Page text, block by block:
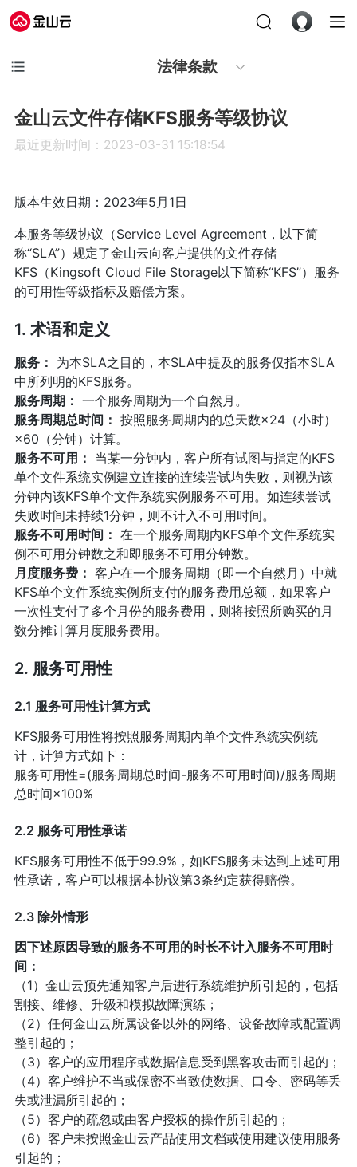
法律条款
金山云文件存储KFS服务等级协议
最近更新时间：2023-03-31 15:18:54
版本生效日期：2023年5月1日
本服务等级协议（Service Level Agreement，以下简
称“SLA”）规定了金山云向客户提供的文件存储
KFS（Kingsoft Cloud File Storage以下简称“KFS”）服务
的可用性等级指标及赔偿方案。
1. 术语和定义
服务： 为本SLA之目的，本SLA中提及的服务仅指本SLA
中所列明的KFS服务。
服务周期： 一个服务周期为一个自然月。
服务周期总时间： 按照服务周期内的总天数×24（小时）
×60（分钟）计算。
服务不可用： 当某一分钟内，客户所有试图与指定的KFS
单个文件系统实例建立连接的连续尝试均失败，则视为该
分钟内该KFS单个文件系统实例服务不可用。如连续尝试
失败时间未持续1分钟，则不计入不可用时间。
服务不可用时间： 在一个服务周期内KFS单个文件系统实
例不可用分钟数之和即服务不可用分钟数。
月度服务费： 客户在一个服务周期（即一个自然月）中就
KFS单个文件系统实例所支付的服务费用总额，如果客户
一次性支付了多个月份的服务费用，则将按照所购买的月
数分摊计算月度服务费用。
2. 服务可用性
2.1 服务可用性计算方式
KFS服务可用性将按照服务周期内单个文件系统实例统
计，计算方式如下：
服务可用性=(服务周期总时间-服务不可用时间)/服务周期
总时间×100%
2.2 服务可用性承诺
KFS服务可用性不低于99.9%，如KFS服务未达到上述可用
性承诺，客户可以根据本协议第3条约定获得赔偿。
2.3 除外情形
因下述原因导致的服务不可用的时长不计入服务不可用时
间：
（1）金山云预先通知客户后进行系统维护所引起的，包括
割接、维修、升级和模拟故障演练；
（2）任何金山云所属设备以外的网络、设备故障或配置调
整引起的；
（3）客户的应用程序或数据信息受到黑客攻击而引起的；
（4）客户维护不当或保密不当致使数据、口令、密码等丢
失或泄漏所引起的；
（5）客户的疏忽或由客户授权的操作所引起的；
（6）客户未按照金山云产品使用文档或使用建议使用服务
引起的；